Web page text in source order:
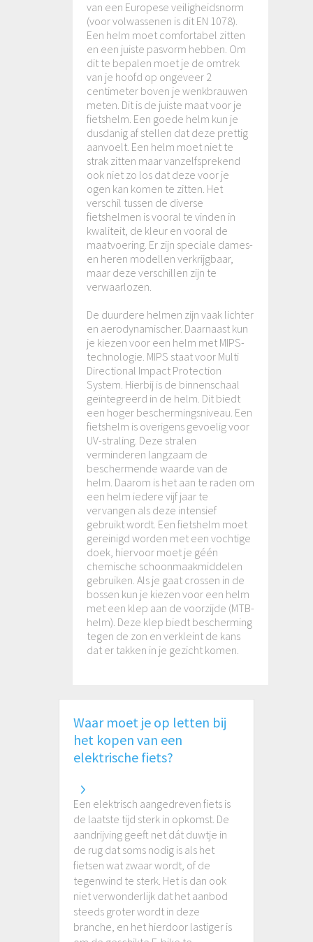
van een Europese veiligheidsnorm
(voor volwassenen is dit EN 1078).
Een helm moet comfortabel zitten
en een juiste pasvorm hebben. Om
dit te bepalen moet je de omtrek
van je hoofd op ongeveer 2
centimeter boven je wenkbrauwen
meten. Dit is de juiste maat voor je
fietshelm. Een goede helm kun je
dusdanig af stellen dat deze prettig
aanvoelt. Een helm moet niet te
strak zitten maar vanzelfsprekend
ook niet zo los dat deze voor je
ogen kan komen te zitten. Het
verschil tussen de diverse
fietshelmen is vooral te vinden in
kwaliteit, de kleur en vooral de
maatvoering. Er zijn speciale dames-
en heren modellen verkrijgbaar,
maar deze verschillen zijn te
verwaarlozen.
De duurdere helmen zijn vaak lichter
en aerodynamischer. Daarnaast kun
je kiezen voor een helm met MIPS-
technologie. MIPS staat voor Multi
Directional Impact Protection
System. Hierbij is de binnenschaal
geïntegreerd in de helm. Dit biedt
een hoger beschermingsniveau. Een
fietshelm is overigens gevoelig voor
UV-straling. Deze stralen
verminderen langzaam de
beschermende waarde van de
helm. Daarom is het aan te raden om
een helm iedere vijf jaar te
vervangen als deze intensief
gebruikt wordt. Een fietshelm moet
gereinigd worden met een vochtige
doek, hiervoor moet je géén
chemische schoonmaakmiddelen
gebruiken. Als je gaat crossen in de
bossen kun je kiezen voor een helm
met een klep aan de voorzijde (MTB-
helm). Deze klep biedt bescherming
tegen de zon en verkleint de kans
dat er takken in je gezicht komen.
Waar moet je op letten bij
het kopen van een
elektrische fiets?
Een elektrisch aangedreven fiets is
de laatste tijd sterk in opkomst. De
aandrijving geeft net dát duwtje in
de rug dat soms nodig is als het
fietsen wat zwaar wordt, of de
tegenwind te sterk. Het is dan ook
niet verwonderlijk dat het aanbod
steeds groter wordt in deze
branche, en het hierdoor lastiger is